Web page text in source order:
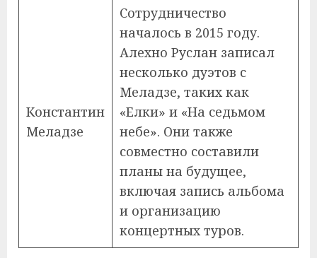
Константин
Меладзе
Сотрудничество
началось в 2015 году.
Алехно Руслан записал
несколько дуэтов с
Меладзе, таких как
«Елки» и «На седьмом
небе». Они также
совместно составили
планы на будущее,
включая запись альбома
и организацию
концертных туров.